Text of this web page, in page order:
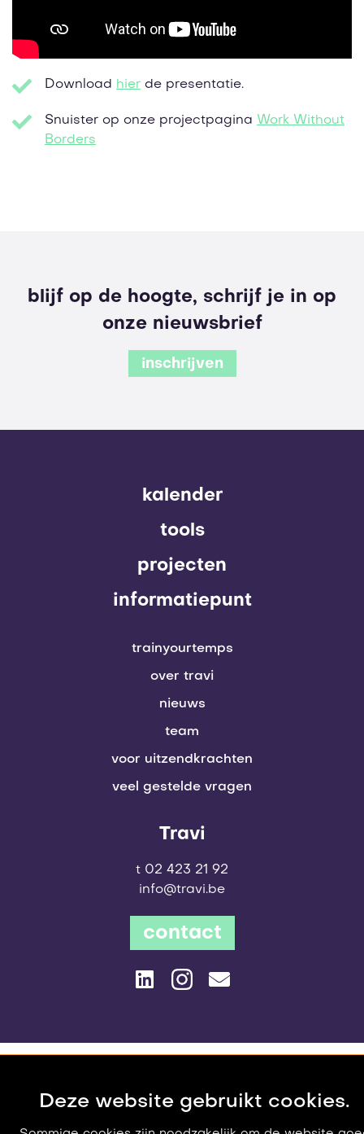
Download hier de presentatie.
Snuister op onze projectpagina Work Without
Borders
blijf op de hoogte, schrijf je in op
onze nieuwsbrief
inschrijven
kalender
tools
projecten
informatiepunt
trainyourtemps
over travi
nieuws
team
voor uitzendkrachten
veel gestelde vragen
Travi
t 02 423 21 92
info@travi.be
contact
© 2006-2026 Travi privacy policy
Deze website gebruikt cookies.